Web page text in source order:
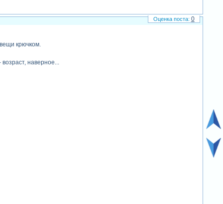
крючком.
наверное...
0